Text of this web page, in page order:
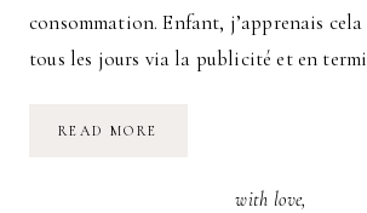
consommation. Enfant, j’apprenais
tous les jours via la publicité et en
READ MORE
with love,